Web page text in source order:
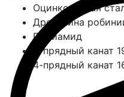
Оцинкованная
Древесина
Полиамид
3-прядный канат
4-прядный канат